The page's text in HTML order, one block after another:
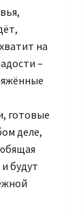
на
–
готовые
деле,
будут